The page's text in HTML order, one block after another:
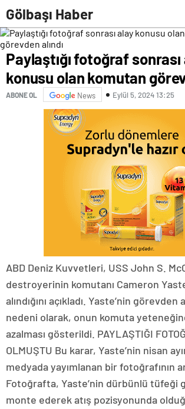
Gölbaşı Haber
Paylaştığı fotoğraf
konusu olan komutan
ABONE OL News Eylül 5, 2024 13:25
ABD Deniz Kuvvetleri, USS John S.
destroyerinin komutanı Cameron
alındığını açıkladı. Yaste’nin görevden
nedeni olarak, onun komuta
azalması gösterildi. PAYLAŞTIĞI
OLMUŞTU Bu karar, Yaste’nin nisan
medyada yayımlanan bir fotoğrafının
Fotoğrafta, Yaste’nin dürbünlü tüfeği
monte ederek atış pozisyonunda